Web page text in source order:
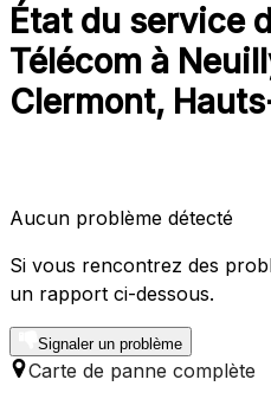
État du service
Télécom à
Clermont,
Aucun problème détecté
Si vous rencontrez des
un rapport ci-dessous.
Signaler un problème
Carte de panne complète